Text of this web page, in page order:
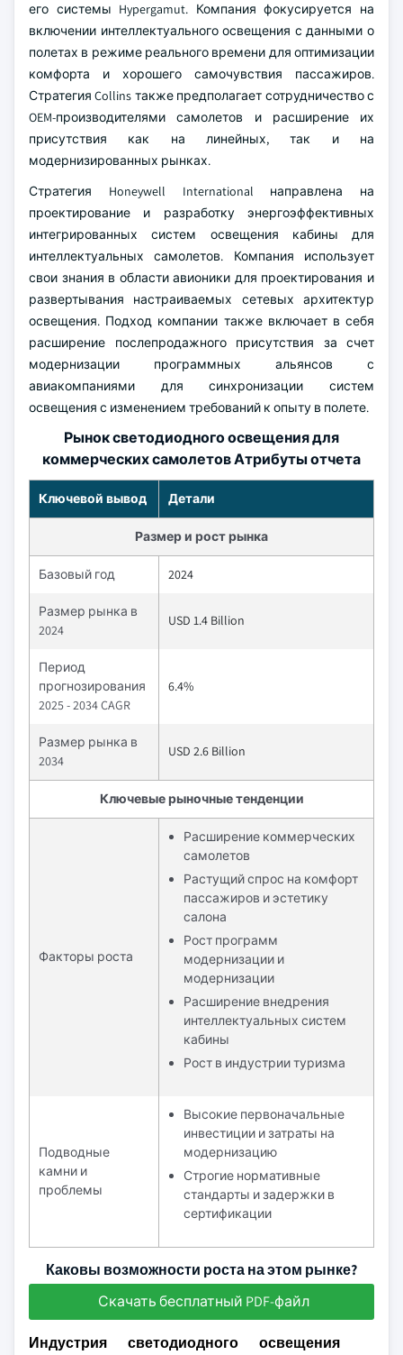
его системы Hypergamut. Компания фокусируется на
включении интеллектуального освещения с данными о
полетах в режиме реального времени для оптимизации
комфорта и хорошего самочувствия пассажиров.
Стратегия Collins также предполагает сотрудничество с
OEM-производителями самолетов и расширение их
присутствия как на линейных, так и на
модернизированных рынках.
Стратегия Honeywell International направлена на
проектирование и разработку энергоэффективных
интегрированных систем освещения кабины для
интеллектуальных самолетов. Компания использует
свои знания в области авионики для проектирования и
развертывания настраиваемых сетевых архитектур
освещения. Подход компании также включает в себя
расширение послепродажного присутствия за счет
модернизации программных альянсов с
авиакомпаниями для синхронизации систем
освещения с изменением требований к опыту в полете.
Рынок светодиодного освещения для
коммерческих самолетов Атрибуты отчета
Ключевой вывод Детали
Размер и рост рынка
Базовый год 2024
Размер рынка в
2024
USD 1.4 Billion
Период
прогнозирования
2025 - 2034 CAGR
6.4%
Размер рынка в
2034
USD 2.6 Billion
Ключевые рыночные тенденции
Факторы роста
Расширение коммерческих
самолетов
Растущий спрос на комфорт
пассажиров и эстетику
салона
Рост программ
модернизации и
модернизации
Расширение внедрения
интеллектуальных систем
кабины
Рост в индустрии туризма
Подводные
камни и
проблемы
Высокие первоначальные
инвестиции и затраты на
модернизацию
Строгие нормативные
стандарты и задержки в
сертификации
Каковы возможности роста на этом рынке?
Скачать бесплатный PDF-файл
Индустрия светодиодного освещения